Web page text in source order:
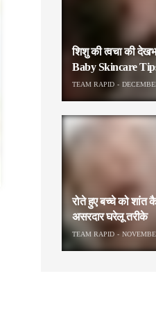
शिशु की त्वचा की
Baby Skincare
TEAM RAPID
रोते हुए बच्चे को
असरदार घरेलू तरीके
TEAM RAPID